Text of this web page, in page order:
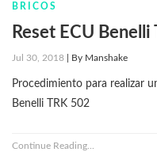
BRICOS
Reset ECU Benelli
Jul 30, 2018 By Manshake
Procedimiento para realizar
Benelli TRK 502
Continue Reading...